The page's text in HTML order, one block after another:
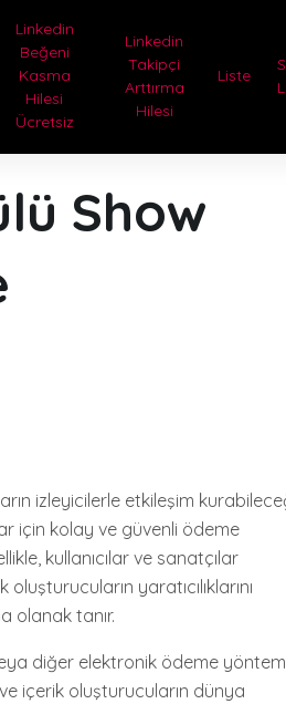
Linkedin
Beğeni
Kasma
Hilesi
Ücretsiz
Linkedin
Takipçi
Arttırma
Hilesi
Liste
Show
izleyicilerle etkileşim
için kolay ve güvenli ödeme
kullanıcılar ve sanatçılar
yaratıcılıklarını
olanak tanır.
diğer elektronik ödeme
içerik oluşturucuların dünya